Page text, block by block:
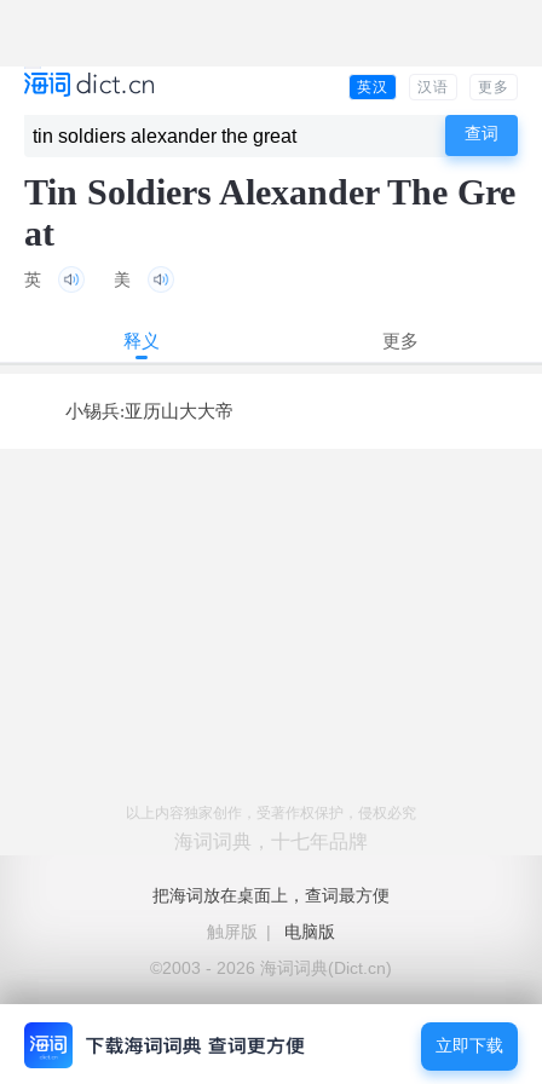
英汉 汉语 更多
Tin Soldiers Alexander The Gre
at
英 美
释义 更多
小锡兵:亚历山大大帝
以上内容独家创作，受著作权保护，侵权必究
海词词典，十七年品牌
把海词放在桌面上，查词最方便
触屏版
|
电脑版
©2003 - 2026 海词词典(Dict.cn)
立即下载
立即下载